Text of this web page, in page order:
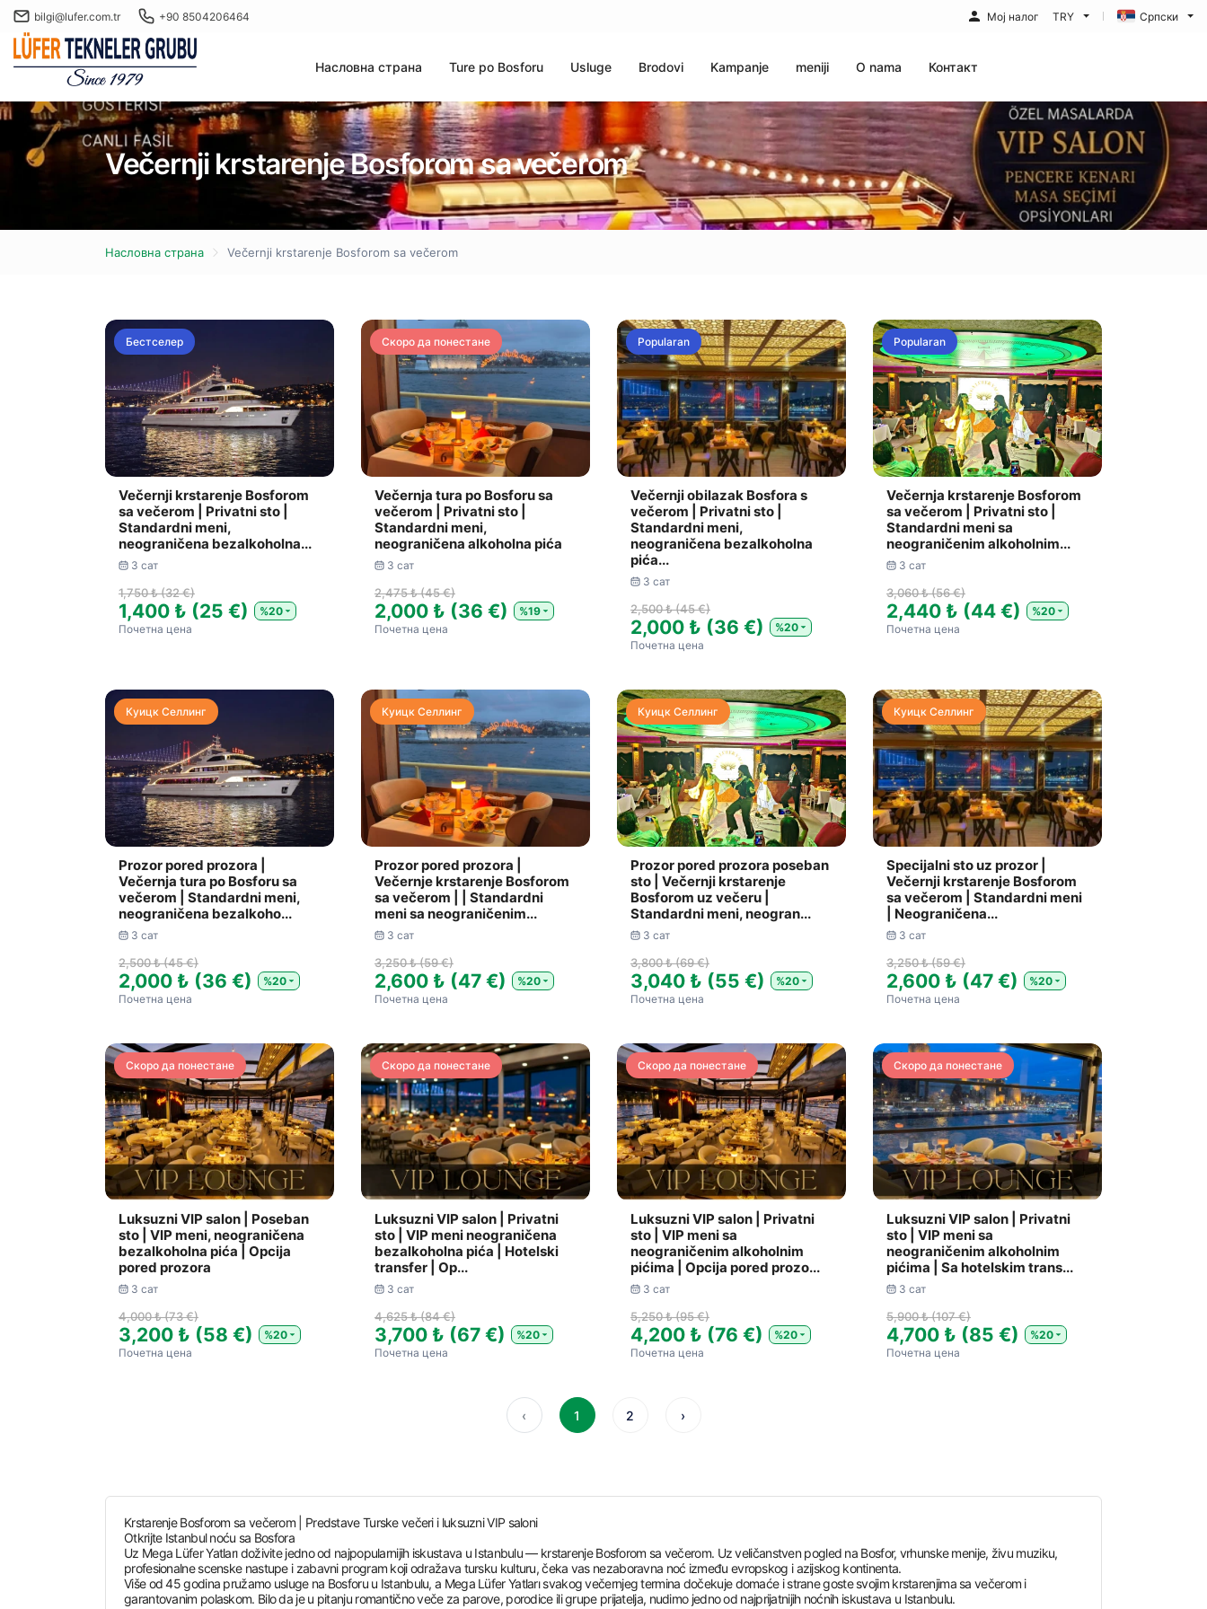
bilgi@lufer.com.tr +90 8504206464 Мој налог TRY Српски
Насловна страна Ture po Bosforu Usluge Brodovi Kampanje meniji O nama Контакт
Večernji krstarenje Bosforom sa večerom
Насловна страна Večernji krstarenje Bosforom sa večerom
Бестселер
Večernji krstarenje Bosforom
sa večerom | Privatni sto |
Standardni meni,
neograničena bezalkoholna...
3 сат
1,750 ₺ (32 €)
1,400 ₺ (25 €)
%20
Почетна цена
Скоро да понестане
Večernja tura po Bosforu sa
večerom | Privatni sto |
Standardni meni,
neograničena alkoholna pića
3 сат
2,475 ₺ (45 €)
2,000 ₺ (36 €)
%19
Почетна цена
Popularan
Večernji obilazak Bosfora s
večerom | Privatni sto |
Standardni meni,
neograničena bezalkoholna
pića...
3 сат
2,500 ₺ (45 €)
2,000 ₺ (36 €)
%20
Почетна цена
Popularan
Večernja krstarenje Bosforom
sa večerom | Privatni sto |
Standardni meni sa
neograničenim alkoholnim...
3 сат
3,060 ₺ (56 €)
2,440 ₺ (44 €)
%20
Почетна цена
Куицк Селлинг
Prozor pored prozora |
Večernja tura po Bosforu sa
večerom | Standardni meni,
neograničena bezalkoho...
3 сат
2,500 ₺ (45 €)
2,000 ₺ (36 €)
%20
Почетна цена
Куицк Селлинг
Prozor pored prozora |
Večernje krstarenje Bosforom
sa večerom | | Standardni
meni sa neograničenim...
3 сат
3,250 ₺ (59 €)
2,600 ₺ (47 €)
%20
Почетна цена
Куицк Селлинг
Prozor pored prozora poseban
sto | Večernji krstarenje
Bosforom uz večeru |
Standardni meni, neogran...
3 сат
3,800 ₺ (69 €)
3,040 ₺ (55 €)
%20
Почетна цена
Куицк Селлинг
Specijalni sto uz prozor |
Večernji krstarenje Bosforom
sa večerom | Standardni meni
| Neograničena...
3 сат
3,250 ₺ (59 €)
2,600 ₺ (47 €)
%20
Почетна цена
Скоро да понестане
Luksuzni VIP salon | Poseban
sto | VIP meni, neograničena
bezalkoholna pića | Opcija
pored prozora
3 сат
4,000 ₺ (73 €)
3,200 ₺ (58 €)
%20
Почетна цена
Скоро да понестане
Luksuzni VIP salon | Privatni
sto | VIP meni neograničena
bezalkoholna pića | Hotelski
transfer | Op...
3 сат
4,625 ₺ (84 €)
3,700 ₺ (67 €)
%20
Почетна цена
Скоро да понестане
Luksuzni VIP salon | Privatni
sto | VIP meni sa
neograničenim alkoholnim
pićima | Opcija pored prozo...
3 сат
5,250 ₺ (95 €)
4,200 ₺ (76 €)
%20
Почетна цена
Скоро да понестане
Luksuzni VIP salon | Privatni
sto | VIP meni sa
neograničenim alkoholnim
pićima | Sa hotelskim trans...
3 сат
5,900 ₺ (107 €)
4,700 ₺ (85 €)
%20
Почетна цена
‹ 1 2 ›
Krstarenje Bosforom sa večerom | Predstave Turske večeri i luksuzni VIP saloni
Otkrijte Istanbul noću sa Bosfora
Uz Mega Lüfer Yatları doživite jedno od najpopularnijih iskustava u Istanbulu — krstarenje Bosforom sa večerom. Uz veličanstven pogled na Bosfor, vrhunske menije, živu muziku,
profesionalne scenske nastupe i zabavni program koji odražava tursku kulturu, čeka vas nezaboravna noć između evropskog i azijskog kontinenta.
Više od 45 godina pružamo usluge na Bosforu u Istanbulu, a Mega Lüfer Yatları svakog večernjeg termina dočekuje domaće i strane goste svojim krstarenjima sa večerom i
garantovanim polaskom. Bilo da je u pitanju romantično veče za parove, porodice ili grupe prijatelja, nudimo jedno od najprijatnijih noćnih iskustava u Istanbulu.